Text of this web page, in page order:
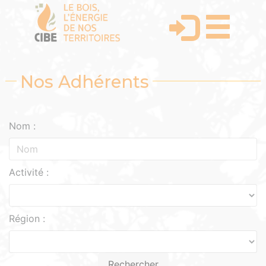
Nos Adhérents
Nom :
Activité :
Région :